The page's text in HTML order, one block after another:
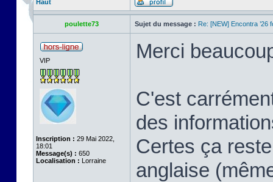
Haut
poulette73 Sujet du message : Re: [NEW] Encontra ’26
VIP
Inscription : 29 Mai 2022,
18:01
Message(s) : 650
Localisation : Lorraine
Merci
C'est
des
Certes ça
anglaise